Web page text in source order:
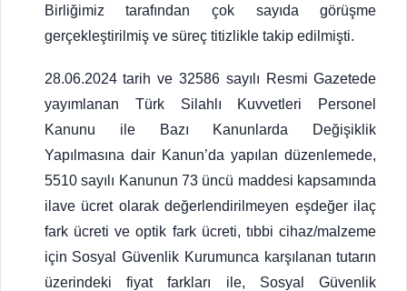
Birliğimiz tarafından çok sayıda görüşme
gerçekleştirilmiş ve süreç titizlikle takip edilmişti.
28.06.2024 tarih ve 32586 sayılı Resmi Gazetede
yayımlanan Türk Silahlı Kuvvetleri Personel
Kanunu ile Bazı Kanunlarda Değişiklik
Yapılmasına dair Kanun’da yapılan düzenlemede,
5510 sayılı Kanunun 73 üncü maddesi kapsamında
ilave ücret olarak değerlendirilmeyen eşdeğer ilaç
fark ücreti ve optik fark ücreti, tıbbi cihaz/malzeme
için Sosyal Güvenlik Kurumunca karşılanan tutarın
üzerindeki fiyat farkları ile, Sosyal Güvenlik